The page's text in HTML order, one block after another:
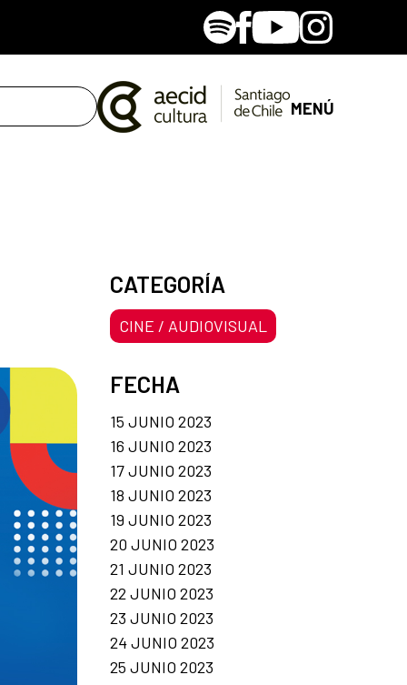
SpotifyFacebook
YoutubeInstagram
MENÚ
CATEGORÍA
CINE / AUDIOVISUAL
FECHA
15 JUNIO 2023
16 JUNIO 2023
17 JUNIO 2023
18 JUNIO 2023
19 JUNIO 2023
20 JUNIO 2023
21 JUNIO 2023
22 JUNIO 2023
23 JUNIO 2023
24 JUNIO 2023
25 JUNIO 2023